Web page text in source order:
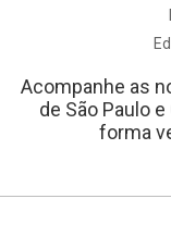
Acompanhe as
de São Paulo
forma